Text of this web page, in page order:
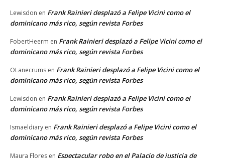
Lewisdon en Frank Rainieri desplazó a Felipe Vicini como el
dominicano más rico, según revista Forbes
FobertHeerm en Frank Rainieri desplazó a Felipe Vicini como el
dominicano más rico, según revista Forbes
OLanecrums en Frank Rainieri desplazó a Felipe Vicini como el
dominicano más rico, según revista Forbes
Lewisdon en Frank Rainieri desplazó a Felipe Vicini como el
dominicano más rico, según revista Forbes
Ismaeldiary en Frank Rainieri desplazó a Felipe Vicini como el
dominicano más rico, según revista Forbes
Maura Flores en Espectacular robo en el Palacio de justicia de